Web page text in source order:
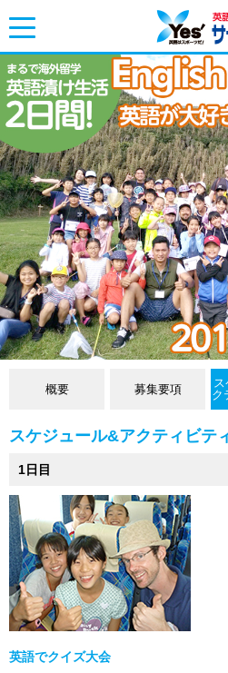
toggle
概要 募集要項
ク
スケジュール&アクティビテ
1日目
英語でクイズ大会